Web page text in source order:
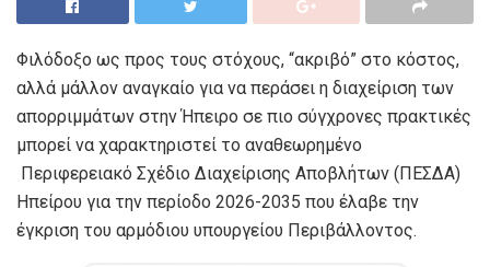
Φιλόδοξο ως προς τους στόχους, “ακριβό” στο κόστος,
αλλά μάλλον αναγκαίο για να περάσει η διαχείριση των
απορριμμάτων στην Ήπειρο σε πιο σύγχρονες πρακτικές
μπορεί να χαρακτηριστεί το αναθεωρημένο
Περιφερειακό Σχέδιο Διαχείρισης Αποβλήτων (ΠΕΣΔΑ)
Ηπείρου για την περίοδο 2026-2035 που έλαβε την
έγκριση του αρμόδιου υπουργείου Περιβάλλοντος.